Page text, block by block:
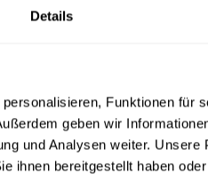
Details
Funktionen für
geben wir
und Analysen weiter. Unsere
ihnen bereitgestellt haben